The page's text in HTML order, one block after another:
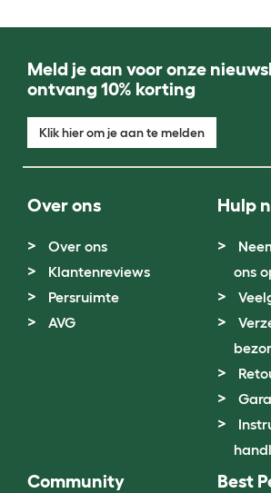
Meld je aan voor onze
ontvang 10% korting
Klik hier om je aan te melden
Over ons
Over ons
Klantenreviews
Persruimte
AVG
Hulp
ons
Community Best